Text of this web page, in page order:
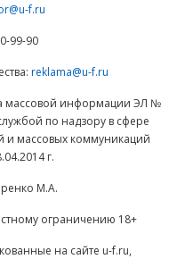
f.ru
99-90
reklama@u-f.ru
массовой информации ЭЛ №
по надзору в сфере
и массовых коммуникаций
г.
М.А.
ограничению 18+
на сайте u-f.ru,